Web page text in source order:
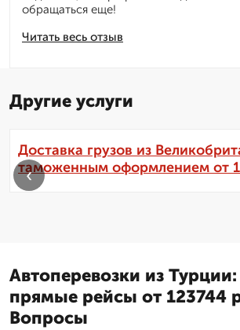
Читать весь отзыв
обращаться еще!
Другие услуги
Доставка грузов из
таможенным оформлением от
‹
Автоперевозки из
прямые рейсы от 123744
Вопросы